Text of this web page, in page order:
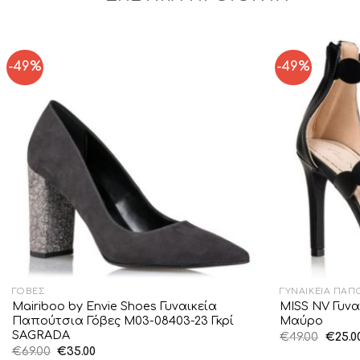
-49%
ΓΌΒΕΣ
Mairiboo by Envie Shoes Γυναικεία
Παπούτσια Γόβες M03-08403-23 Γκρί
SAGRADA
€69.00 Original
€35.00
-49%
ΓΥΝΑΙΚΕΊΑ
MISS NV
Μαύρο
€49.00 €